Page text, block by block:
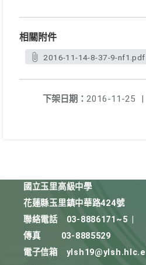
相關附件
2016-11-14-8-37-9-nf1.pdf
下架日期： 2016-11-25
|
國立玉里高級中學
花蓮縣玉里鎮中華路424號
聯絡電話
03-8886171~5
傳真
03-8885529
電子信箱